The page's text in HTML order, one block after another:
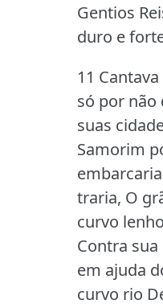
Gentios
duro e
11
só por não
suas
Samorim
traria, O
curvo
Contra
em ajuda
curvo rio